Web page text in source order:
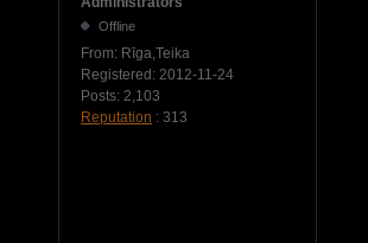
Offline
From: Rīga,Teika
Registered: 2012-11-24
Posts: 2,103
Reputation : 313